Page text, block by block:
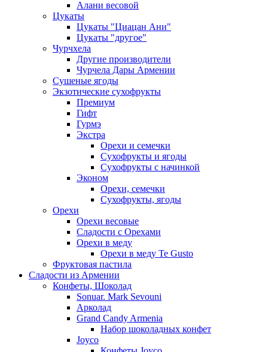
Алани весовой
Цукаты
Цукаты "Циацан Ани"
Цукаты "другое"
Чурчхела
Другие производители
Чурчела Дары Армении
Сушеные ягоды
Экзотические сухофрукты
Премиум
Гифт
Гурмэ
Экстра
Орехи и семечки
Сухофрукты и ягоды
Сухофрукты с начинкой
Эконом
Орехи, семечки
Сухофрукты, ягоды
Орехи
Орехи весовые
Сладости с Орехами
Орехи в меду
Орехи в меду Te Gusto
Фруктовая пастила
Сладости из Армении
Конфеты, Шоколад
Sonuar. Mark Sevouni
Арколад
Grand Candy Armenia
Набор шоколадных конфет
Joyco